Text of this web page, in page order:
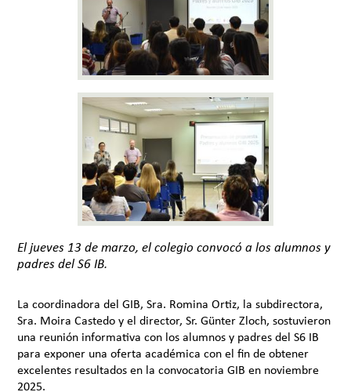
El jueves 13 de marzo, el colegio convocó a los alumnos y
padres del S6 IB.
La coordinadora del GIB, Sra. Romina Ortiz, la subdirectora,
Sra. Moira Castedo y el director, Sr. Günter Zloch, sostuvieron
una reunión informativa con los alumnos y padres del S6 IB
para exponer una oferta académica con el fin de obtener
excelentes resultados en la convocatoria GIB en noviembre
2025.